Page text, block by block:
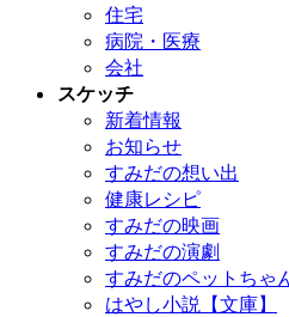
住宅
病院・医療
会社
スケッチ
新着情報
お知らせ
すみだの想い出
健康レシピ
すみだの映画
すみだの演劇
すみだのペットちゃ
はやし小説【文庫】